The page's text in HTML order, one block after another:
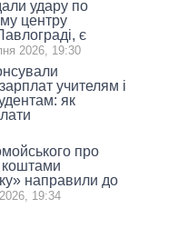
удару по
центру
є
2026, 19:30
учителям і
як
про
коштами
направили до
19:34